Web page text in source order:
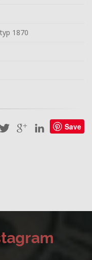
1870
Save